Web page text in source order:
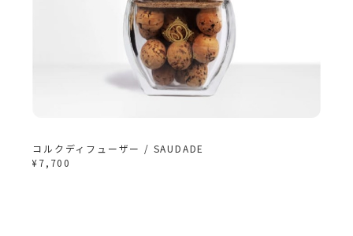
コルクディフューザー / SAUDADE
¥7,700